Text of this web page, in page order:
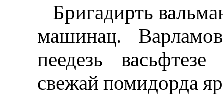
Бригадирть
машинац.
пеедезь
свежай помидорда